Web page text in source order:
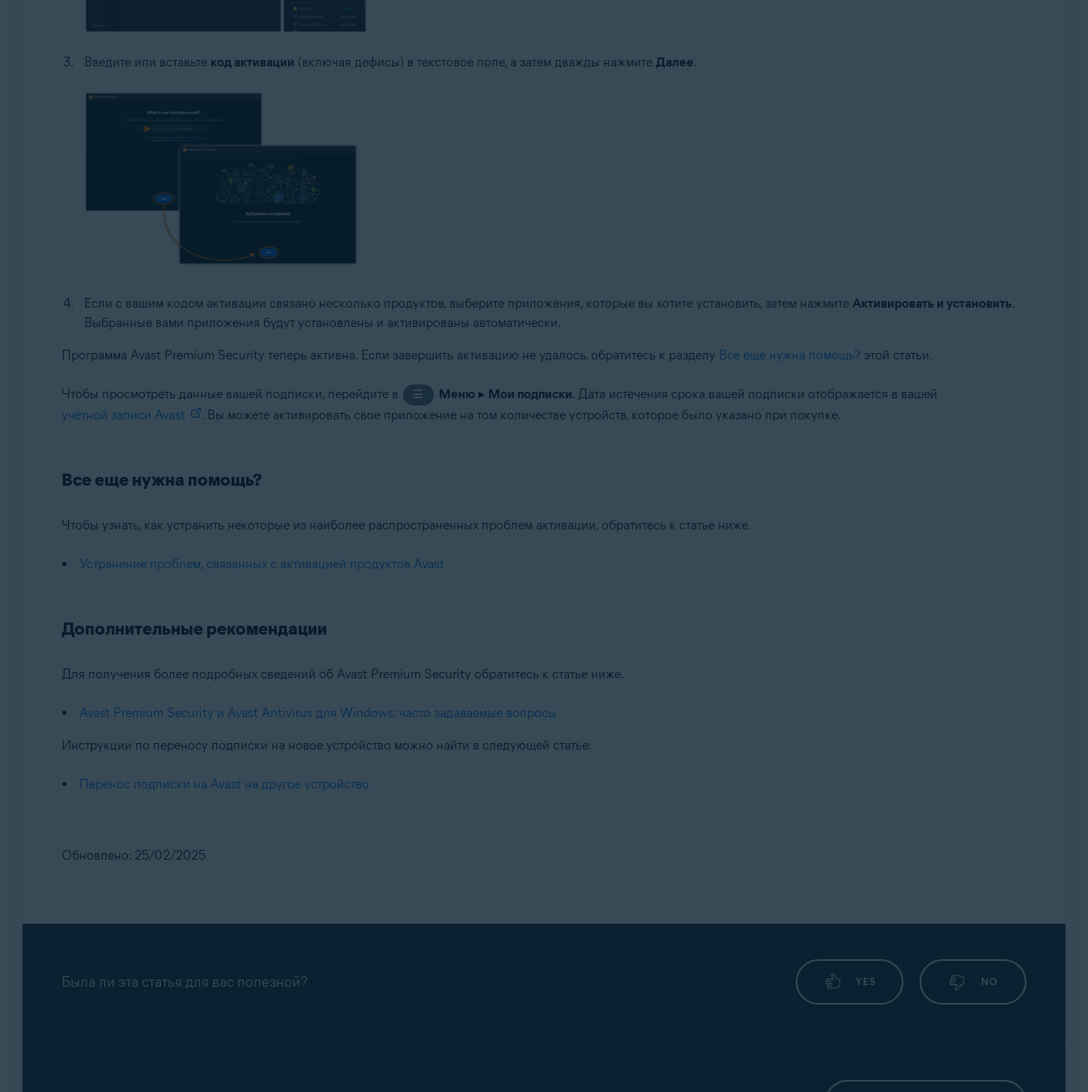
Введите или вставьте код активации (включая дефисы) в текстовое поле, а затем дважды нажмите Далее.
Если с вашим кодом активации связано несколько продуктов, выберите приложения, которые вы хотите установить, затем нажмите Активировать и установить.
Выбранные вами приложения будут установлены и активированы автоматически.
Программа Avast Premium Security теперь активна. Если завершить активацию не удалось, обратитесь к разделу Все еще нужна помощь? этой статьи.
Чтобы просмотреть данные вашей подписки, перейдите в ☰ Меню ▸ Мои подписки. Дата истечения срока вашей подписки отображается в вашей
учетной записи Avast
. Вы можете активировать свое приложение на том количестве устройств, которое было указано при покупке.
Все еще нужна помощь?
Чтобы узнать, как устранить некоторые из наиболее распространенных проблем активации, обратитесь к статье ниже.
Устранение проблем, связанных с активацией продуктов Avast
Дополнительные рекомендации
Для получения более подробных сведений об Avast Premium Security обратитесь к статье ниже.
Avast Premium Security и Avast Antivirus для Windows: часто задаваемые вопросы
Инструкции по переносу подписки на новое устройство можно найти в следующей статье:
Перенос подписки на Avast на другое устройство
Обновлено: 25/02/2025
Была ли эта статья для вас полезной? YES NO